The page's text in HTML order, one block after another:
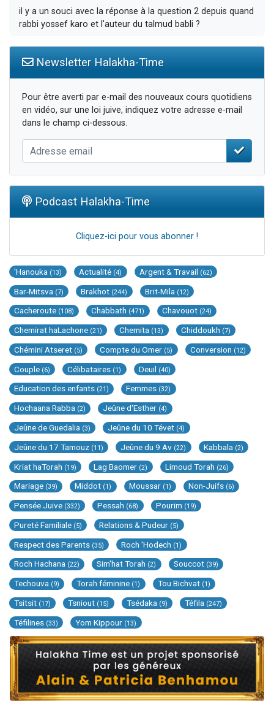
il y a un souci avec la réponse à la question 2 depuis quand
rabbi yossef karo et l'auteur du talmud babli ?
Newsletter Halakha-Time
Pour être averti par e-mail des nouveaux cours quotidiens
en vidéo, sur une loi juive, indiquez votre adresse e-mail
dans le champ ci-dessous.
Podcast Halakha-Time
Cliquez-ici pour vous abonner !
'Hanouka (13) Actualité (4) Argent & Travail (62)
Bar-Mitsva (7) Brakhot (244) Brit-Mila (12)
Cacheroute (108) Chabbath (471) Chavouot (24)
Chemirat haLachone (21) Chemita (13) Chiddoukh (7)
Chémini Atseret (5) Compte du Omer (5) Conversion (12)
Couple (6) Célibataires (1) Deuil (40)
Education des enfants (21) Femmes (32)
Hochaana Rabba (2) Jeûne d'Esther (4)
Jeûne de Guedalia (3) Jeûne du 10 Tévet (4)
Jeûne du 17 Tamouz (11) Jeûne du 9 Av (22) Kabbala (2)
Kriat haTorah (19) Lag Baomer (2) Limoud Torah (26)
Mariage (39) Middot (1) Moussar (1) Non-Juifs (6)
Pensée Juive (332) Pessah (68) Pourim (19)
Pureté Familiale (5) Relations & Pudeur (5)
Respect des Parents (35) Roch 'Hodech (1)
Roch Hachana (22) Sim'hat Torah (2) Souccot (39)
Techouva (9) Torah féminine (1) Tou Bichvat (1)
Tsitsit (17) Tsniout (15) Tsédaka (9) Téfila (247)
Téfilines (33) Yom Kippour (13)